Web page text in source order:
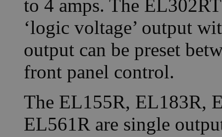
to 4 amps. The
‘logic voltage’ output
output can be preset
front panel control.
The EL155R, EL183R,
EL561R are single